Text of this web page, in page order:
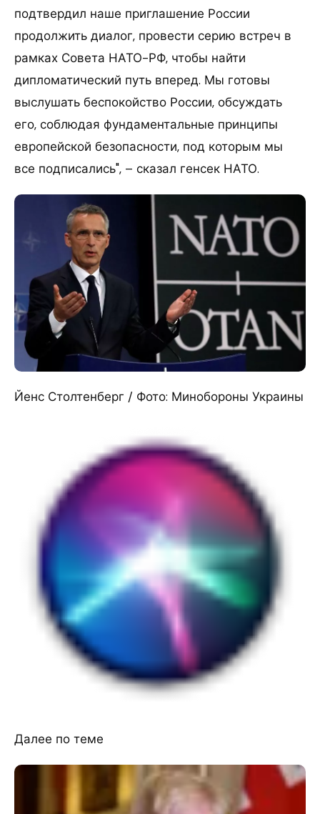
подтвердил наше приглашение России
продолжить диалог, провести серию встреч в
рамках Совета НАТО-РФ, чтобы найти
дипломатический путь вперед. Мы готовы
выслушать беспокойство России, обсуждать
его, соблюдая фундаментальные принципы
европейской безопасности, под которым мы
все подписались", – сказал генсек НАТО.
Йенс Столтенберг / Фото: Минобороны Украины
Далее по теме